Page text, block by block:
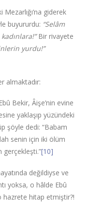
giderek
buyururdu: “Selâm
Bir rivayete
yurdu!”
almaktadır:
Bekir, Âişe’nin evine
yaklaşıp yüzündeki
şöyle dedi: “Babam
senin için iki ölüm
gerçekleşti.”[10]
değildiyse ve
yoksa, o hâlde Ebû
hazrete hitap etmiştir?!